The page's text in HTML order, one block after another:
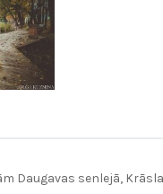
Daugavas senlejā,